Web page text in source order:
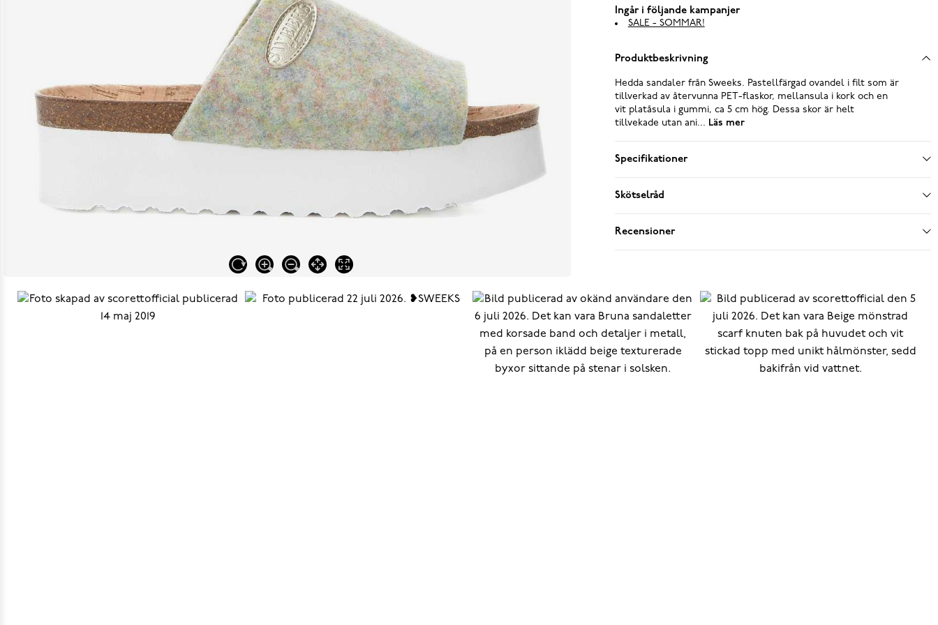
Ingår i följande kampanjer
SALE - SOMMAR!
Produktbeskrivning
Hedda sandaler från Sweeks. Pastellfärgad ovandel i filt som är
tillverkad av återvunna PET-flaskor, mellansula i kork och en
vit platåsula i gummi, ca 5 cm hög. Dessa skor är helt
tillvekade utan ani... Läs mer
Specifikationer
Skötselråd
Recensioner